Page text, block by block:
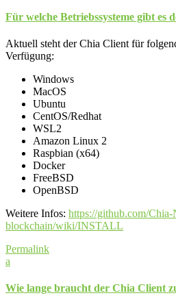
Für welche Betriebssysteme gibt es
Aktuell steht der Chia Client für
Verfügung:
Windows
MacOS
Ubuntu
CentOS/Redhat
WSL2
Amazon Linux 2
Raspbian (x64)
Docker
FreeBSD
OpenBSD
Weitere Infos: https://github.com/
blockchain/wiki/INSTALL
Permalink
a
Wie lange braucht der Chia Client